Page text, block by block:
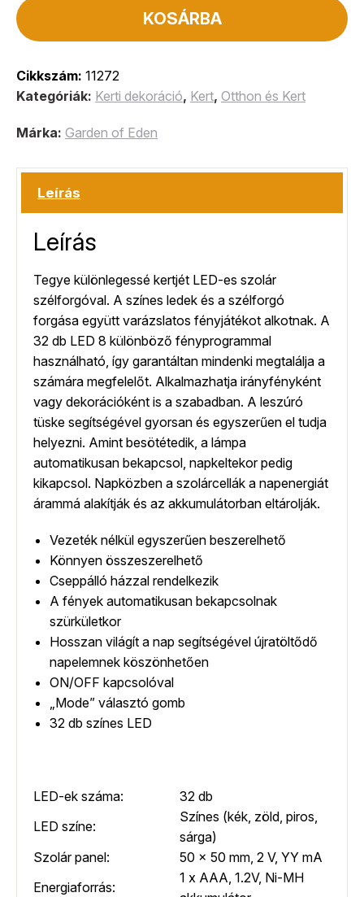
KOSÁRBA
Cikkszám: 11272
Kategóriák: Kerti dekoráció, Kert, Otthon és Kert
Márka: Garden of Eden
Leírás
Leírás
Tegye különlegessé kertjét LED-es szolár
szélforgóval. A színes ledek és a szélforgó
forgása együtt varázslatos fényjátékot alkotnak. A
32 db LED 8 különböző fényprogrammal
használható, így garantáltan mindenki megtalálja a
számára megfelelőt. Alkalmazhatja irányfényként
vagy dekorációként is a szabadban. A leszúró
tüske segítségével gyorsan és egyszerűen el tudja
helyezni. Amint besötétedik, a lámpa
automatikusan bekapcsol, napkeltekor pedig
kikapcsol. Napközben a szolárcellák a napenergiát
árammá alakítják és az akkumulátorban eltárolják.
Vezeték nélkül egyszerűen beszerelhető
Könnyen összeszerelhető
Cseppálló házzal rendelkezik
A fények automatikusan bekapcsolnak
szürkületkor
Hosszan világít a nap segítségével újratöltődő
napelemnek köszönhetően
ON/OFF kapcsolóval
„Mode” választó gomb
32 db színes LED
LED-ek száma:
32 db
LED színe:
Színes (kék, zöld, piros,
sárga)
Szolár panel:
50 x 50 mm, 2 V, YY mA
Energiaforrás:
1 x AAA, 1.2V, Ni-MH